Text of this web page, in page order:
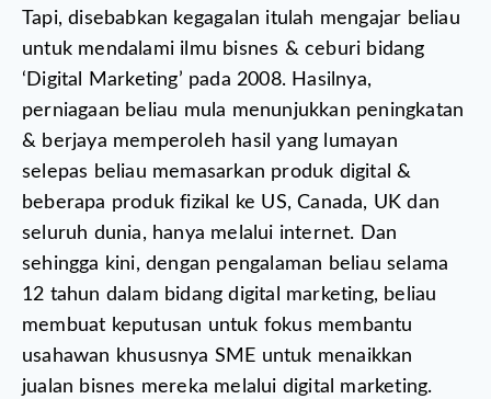
Tapi, disebabkan kegagalan itulah mengajar beliau
untuk mendalami ilmu bisnes & ceburi bidang
‘Digital Marketing’ pada 2008. Hasilnya,
perniagaan beliau mula menunjukkan peningkatan
& berjaya memperoleh hasil yang lumayan
selepas beliau memasarkan produk digital &
beberapa produk fizikal ke US, Canada, UK dan
seluruh dunia, hanya melalui internet. Dan
sehingga kini, dengan pengalaman beliau selama
12 tahun dalam bidang digital marketing, beliau
membuat keputusan untuk fokus membantu
usahawan khususnya SME untuk menaikkan
jualan bisnes mereka melalui digital marketing.